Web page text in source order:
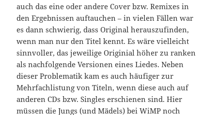
auch das eine oder andere Cover bzw. Remixes in
den Ergebnissen auftauchen – in vielen Fällen war
es dann schwierig, dass Original herauszufinden,
wenn man nur den Titel kennt. Es wäre vielleicht
sinnvoller, das jeweilige Originial höher zu ranken
als nachfolgende Versionen eines Liedes. Neben
dieser Problematik kam es auch häufiger zur
Mehrfachlistung von Titeln, wenn diese auch auf
anderen CDs bzw. Singles erschienen sind. Hier
müssen die Jungs (und Mädels) beiWiMP noch